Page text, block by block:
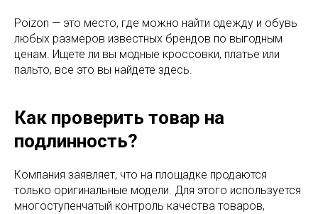
Poizon — это место, где можно найти одежду и обувь
любых размеров известных брендов по выгодным
ценам. Ищете ли вы модные кроссовки, платье или
пальто, все это вы найдете здесь.
Как проверить товар на
подлинность?
Компания заявляет, что на площадке продаются
только оригинальные модели. Для этого используется
многоступенчатый контроль качества товаров,